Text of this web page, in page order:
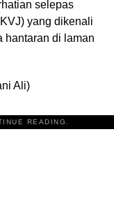
selepas
yang dikenali
hantaran di laman
Ali)
READING.